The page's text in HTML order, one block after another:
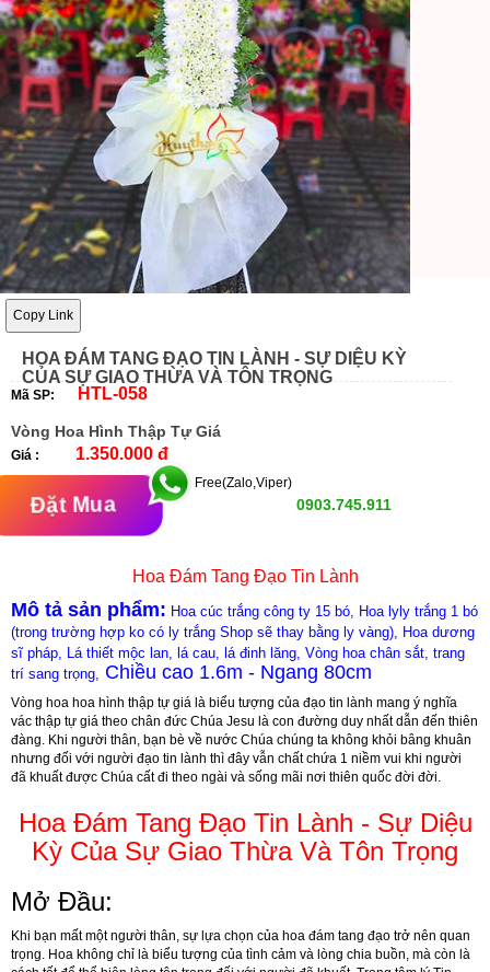
Copy Link
HOA ĐÁM TANG ĐẠO TIN LÀNH - SỰ DIỆU KỲ
CỦA SỰ GIAO THỪA VÀ TÔN TRỌNG
Mã SP: HTL-058
Vòng Hoa Hình Thập Tự Giá
Giá : 1.350.000 đ
Đặt Mua
Free(Zalo,Viper)
0903.745.911
Hoa Đám Tang Đạo Tin Lành
Mô tả sản phẩm: Hoa cúc trắng công ty 15 bó, Hoa lyly trắng 1 bó
(trong trường hợp ko có ly trắng Shop sẽ thay bằng ly vàng), Hoa dương
sĩ pháp, Lá thiết mộc lan, lá cau, lá đinh lăng, Vòng hoa chân sắt, trang
trí sang trọng, Chiều cao 1.6m - Ngang 80cm
Vòng hoa hoa hình thập tự giá là biểu tượng của đạo tin lành mang ý nghĩa
vác thập tự giá theo chân đức Chúa Jesu là con đường duy nhất dẫn đến thiên
đàng. Khi người thân, bạn bè về nước Chúa chúng ta không khỏi bâng khuân
nhưng đối với người đạo tin lành thì đây vẫn chất chứa 1 niềm vui khi người
đã khuất được Chúa cất đi theo ngài và sống mãi nơi thiên quốc đời đời.
Hoa Đám Tang Đạo Tin Lành - Sự Diệu
Kỳ Của Sự Giao Thừa Và Tôn Trọng
Mở Đầu:
Khi bạn mất một người thân, sự lựa chọn của hoa đám tang đạo trở nên quan
trọng. Hoa không chỉ là biểu tượng của tình cảm và lòng chia buồn, mà còn là